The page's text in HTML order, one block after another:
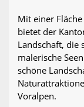
Mit einer
bietet der
Landschaft, die
malerische
schöne
Voralpen.